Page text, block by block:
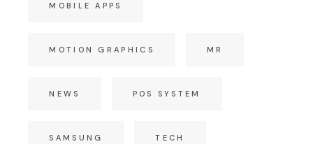
MOBILE APPS
MOTION GRAPHICS MR
NEWS POS SYSTEM
SAMSUNG TECH